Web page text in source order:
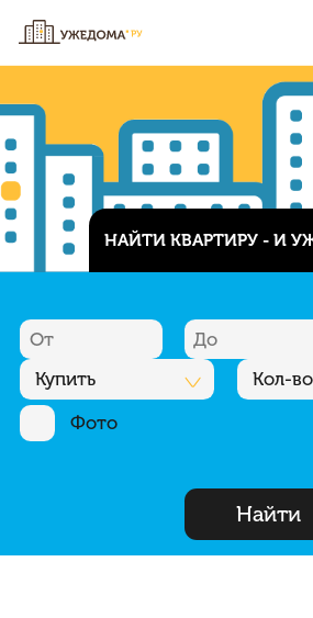
НАЙТИ КВАРТИРУ - И
Купить Кол-
Фото
Найти